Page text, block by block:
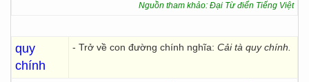
Nguồn tham khảo: Đại Từ điển Tiếng Việt
quy
chính
- Trở về con đường chính nghĩa: Cải tà quy chính.